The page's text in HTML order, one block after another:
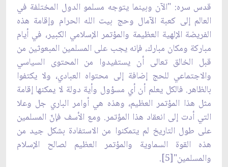
قدس سره: "الآن وبينما يتوجه مسلمو الدول المختلفة في
العالم إلى كعبة الآمال وحج بيت الله الحرام وإقامة هذه
الفريضة الإلهية العظيمة والمؤتمر الإسلامي الكبير، في أيام
مباركة ومكان مبارك، فإنه يجب على المسلمين المبعوثين من
قبل الخالق تعالى أن يستفيدوا من المحتوى السياسي
والاجتماعي للحج إضافة إلى محتواه العبادي، ولا يكتفوا
بالظاهر. فالكل يعلم أن أي مسؤول وأية دولة لا يمكنها إقامة
مثل هذا المؤتمر العظيم، وهذه هي أوامر الباري جل وعلا
التي أدت إلى انعقاد هذا المؤتمر. ومع الأسف فإنّ المسلمين
على طول التاريخ لم يتمكنوا من الاستفادة بشكل جيد من
هذه القوة السماوية والمؤتمر العظيم لصالح الإسلام
والمسلمين"[5].